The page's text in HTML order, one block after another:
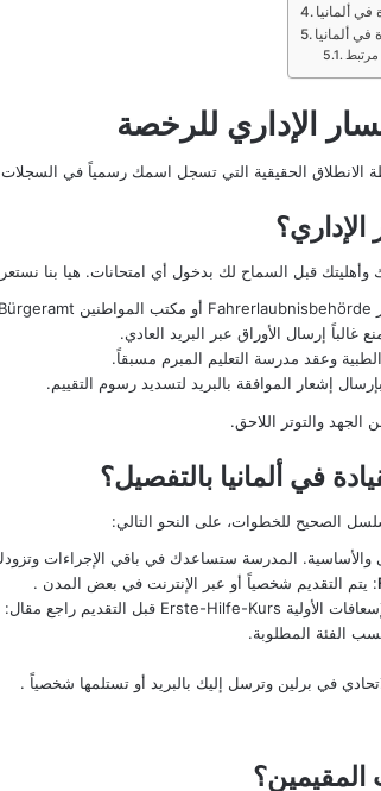
ألمانيا
ألمانيا
مرتبط
الإداري للرخصة
وأهليتك قبل السماح لك بدخول أي امتحانات. هيا بنا
مكتب المواطنين Bürgeramt
إرسال الأوراق عبر البريد العادي.
وعقد مدرسة التعليم المبرم مسبقاً.
إشعار الموافقة بالبريد لتسديد رسوم التقييم.
الجهد والتوتر اللاحق.
في ألمانيا بالتفصيل؟
الصحيح للخطوات، على النحو التالي:
والأساسية. المدرسة ستساعدك في باقي الإجراءات وتزودك
: يتم التقديم شخصياً أو عبر الإنترنت في بعض المدن .
الفئة المطلوبة.
في برلين وترسل إليك بالبريد أو تستلمها شخصياً .